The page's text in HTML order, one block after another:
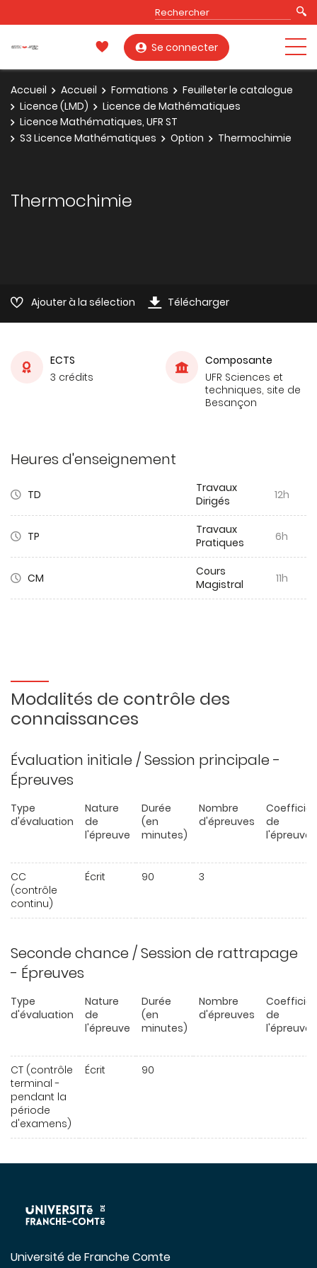
Se connecter
Accueil Accueil Formations
Feuilleter le catalogue
Licence (LMD)
Licence de Mathématiques
Licence Mathématiques, UFR ST
S3 Licence Mathématiques
Option Thermochimie
Thermochimie
Ajouter à la sélection Télécharger
ECTS
3 crédits
Composante
UFR Sciences et
techniques, site de
Besançon
Heures d'enseignement
TD
Travaux
Dirigés
12h
TP
Travaux
Pratiques
6h
CM
Cours
Magistral
11h
Modalités de contrôle des
connaissances
Évaluation initiale / Session principale -
Épreuves
Type
d'évaluation
Nature
de
l'épreuve
Durée
(en
minutes)
Nombre
d'épreuves
de
l'épreuve
CC
(contrôle
continu)
Écrit 90 3
Seconde chance / Session de rattrapage
- Épreuves
Type
d'évaluation
Nature
de
l'épreuve
Durée
(en
minutes)
Nombre
d'épreuves
de
l'épreuve
CT (contrôle
terminal -
pendant la
période
d'examens)
Écrit 90
Université de Franche Comte